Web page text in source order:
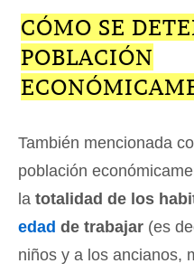
CÓMO SE
POBLACIÓN
También mencionada
población
la totalidad de los
edad de trabajar (es
niños y a los ancianos,